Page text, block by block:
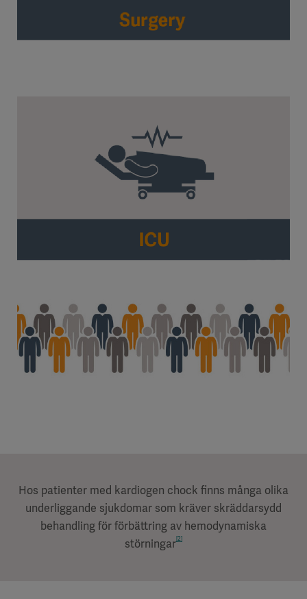
Hos patienter med kardiogen chock finns många olika
underliggande sjukdomar som kräver skräddarsydd
behandling för förbättring av hemodynamiska
störningar[2]